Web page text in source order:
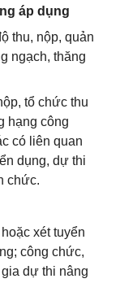
áp dụng
thu, nộp, quản
ngạch, thăng
tổ chức thu
hạng công
có liên quan
dụng, dự thi
chức.
xét tuyển
công chức,
dự thi nâng